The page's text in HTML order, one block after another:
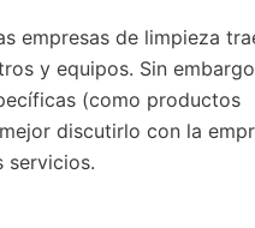
empresas de limpieza
y equipos. Sin
(como productos
discutirlo con la
servicios.